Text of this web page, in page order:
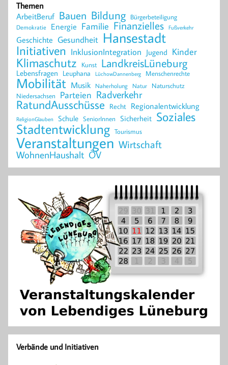
Themen
ArbeitBeruf Bauen Bildung Bürgerbeteiligung
Demokratie Energie Familie Finanzielles Fußverkehr
Geschichte Gesundheit Hansestadt
Initiativen InklusionIntegration Jugend Kinder
Klimaschutz Kunst LandkreisLüneburg
Lebensfragen Leuphana LüchowDannenberg Menschenrechte
Mobilität Musik Naherholung Natur Naturschutz
Niedersachsen Parteien Radverkehr
RatundAusschüsse Recht Regionalentwicklung
ReligionGlauben Schule SeniorInnen Sicherheit Soziales
Stadtentwicklung Tourismus
Veranstaltungen Wirtschaft
WohnenHaushalt ÖV
Verbände und Initiativen